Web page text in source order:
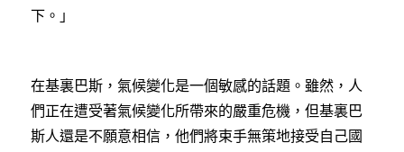
下。」
在基裏巴斯，氣候變化是一個敏感的話題。雖然，人
們正在遭受著氣候變化所帶來的嚴重危機，但基裏巴
斯人還是不願意相信，他們將束手無策地接受自己國